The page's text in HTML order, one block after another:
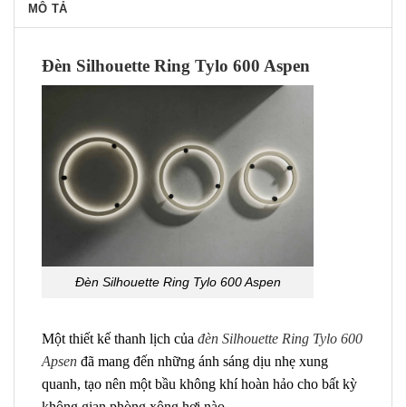
MÔ TẢ
Đèn Silhouette Ring Tylo 600 Aspen
Đèn Silhouette Ring Tylo 600 Aspen
Một thiết kế thanh lịch của đèn Silhouette Ring Tylo 600
Apsen đã mang đến những ánh sáng dịu nhẹ xung
quanh, tạo nên một bầu không khí hoàn hảo cho bất kỳ